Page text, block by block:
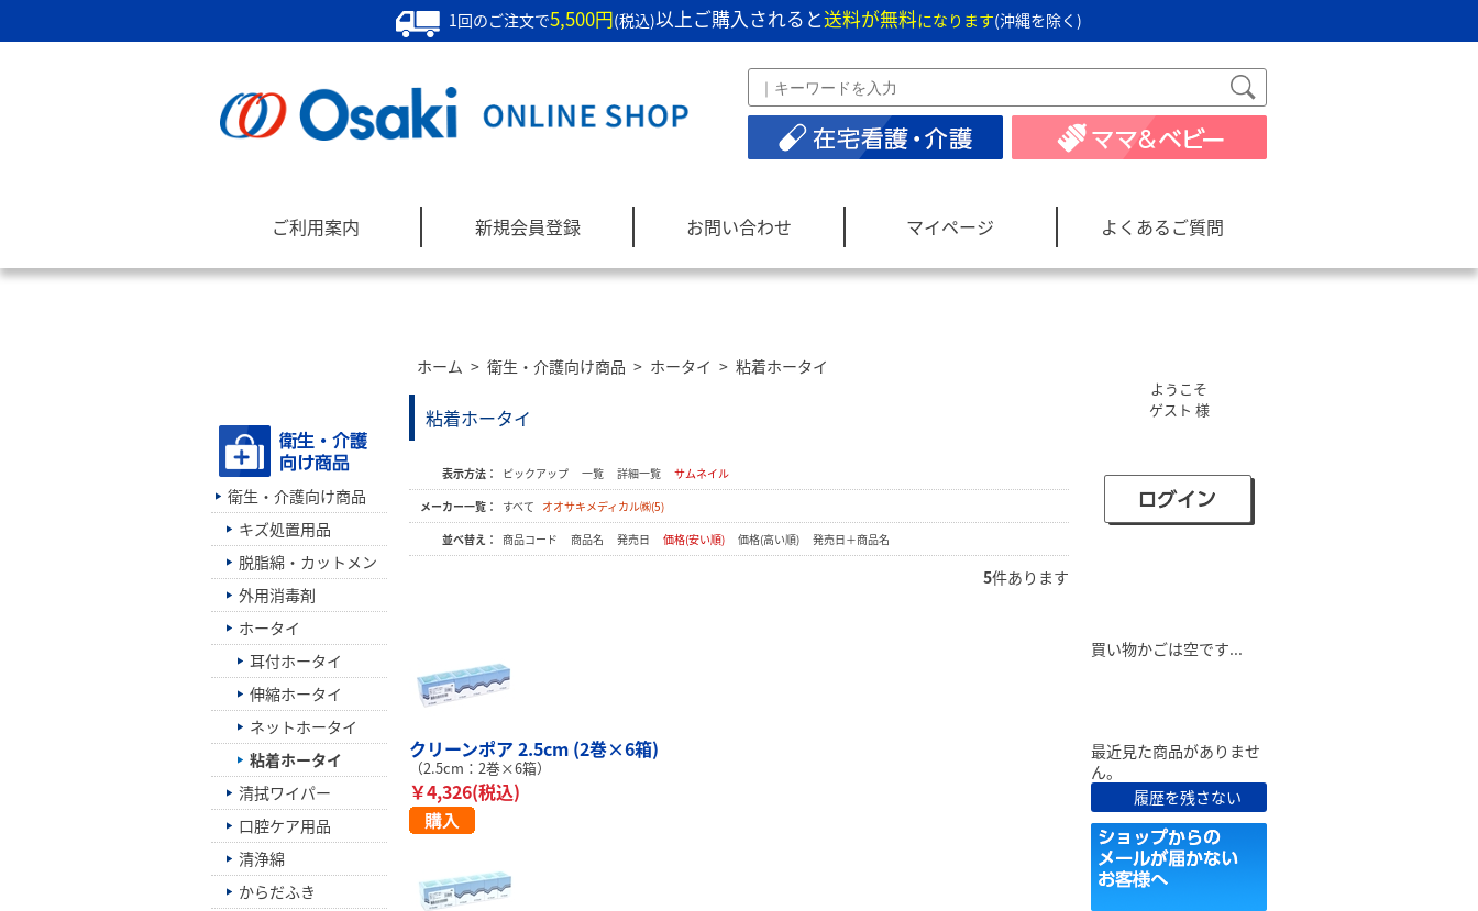
1回のご注文で5,500円(税込)以上ご購入されると送料が無料になります(沖縄を除く)
ご利用案内 新規会員登録 お問い合わせ マイページ よくあるご質問
ホーム > 衛生・介護向け商品 > ホータイ > 粘着ホータイ
粘着ホータイ
表示方法： ピックアップ 一覧 詳細一覧
サムネイル
メーカー一覧：
すべて オオサキメディカル㈱(5)
並べ替え： 商品コード 商品名 発売日 価格(安い順) 価格(高い順) 発売日＋商品名
5件あります
クリーンポア 2.5cm (2巻×6箱)
（2.5cm：2巻×6箱）
￥4,326(税込)
衛生・介護向け商品
キズ処置用品
脱脂綿・カットメン
外用消毒剤
ホータイ
耳付ホータイ
伸縮ホータイ
ネットホータイ
粘着ホータイ
清拭ワイパー
口腔ケア用品
清浄綿
からだふき
ようこそ
ゲスト 様
買い物かごは空です...
最近見た商品がありませ
ん。
履歴を残さない